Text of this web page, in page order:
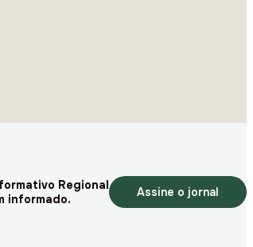
Regional
informado.
Assine o jornal